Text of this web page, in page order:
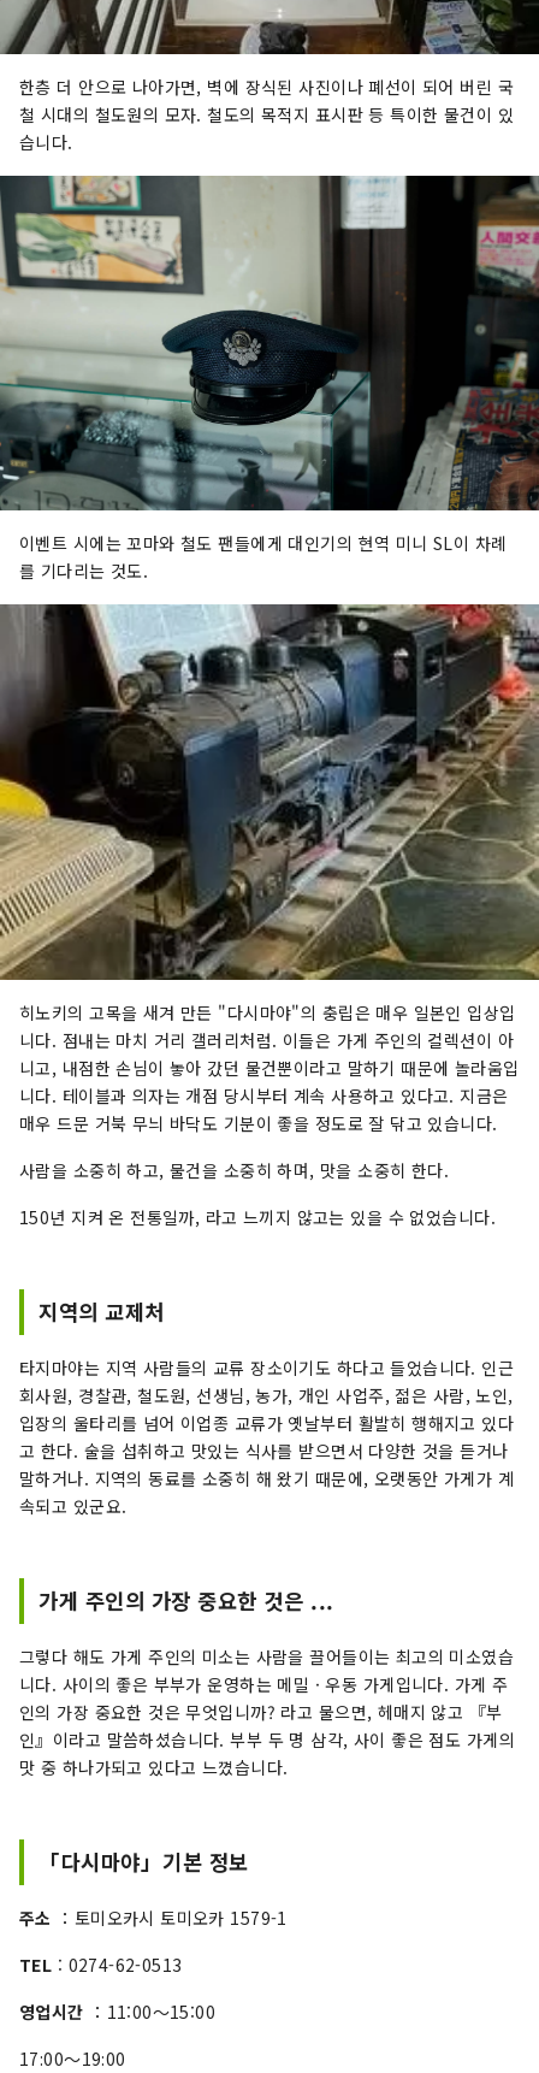
한층 더 안으로 나아가면, 벽에 장식된 사진이나 폐선이 되어 버린 국
철 시대의 철도원의 모자. 철도의 목적지 표시판 등 특이한 물건이 있
습니다.
이벤트 시에는 꼬마와 철도 팬들에게 대인기의 현역 미니 SL이 차례
를 기다리는 것도.
히노키의 고목을 새겨 만든 "다시마야"의 충립은 매우 일본인 입상입
니다. 점내는 마치 거리 갤러리처럼. 이들은 가게 주인의 컬렉션이 아
니고, 내점한 손님이 놓아 갔던 물건뿐이라고 말하기 때문에 놀라움입
니다. 테이블과 의자는 개점 당시부터 계속 사용하고 있다고. 지금은
매우 드문 거북 무늬 바닥도 기분이 좋을 정도로 잘 닦고 있습니다.
사람을 소중히 하고, 물건을 소중히 하며, 맛을 소중히 한다.
150년 지켜 온 전통일까, 라고 느끼지 않고는 있을 수 없었습니다.
지역의 교제처
타지마야는 지역 사람들의 교류 장소이기도 하다고 들었습니다. 인근
회사원, 경찰관, 철도원, 선생님, 농가, 개인 사업주, 젊은 사람, 노인,
입장의 울타리를 넘어 이업종 교류가 옛날부터 활발히 행해지고 있다
고 한다. 술을 섭취하고 맛있는 식사를 받으면서 다양한 것을 듣거나
말하거나. 지역의 동료를 소중히 해 왔기 때문에, 오랫동안 가게가 계
속되고 있군요.
가게 주인의 가장 중요한 것은 ...
그렇다 해도 가게 주인의 미소는 사람을 끌어들이는 최고의 미소였습
니다. 사이의 좋은 부부가 운영하는 메밀 · 우동 가게입니다. 가게 주
인의 가장 중요한 것은 무엇입니까? 라고 물으면, 헤매지 않고 『부
인』이라고 말씀하셨습니다. 부부 두 명 삼각, 사이 좋은 점도 가게의
맛 중 하나가되고 있다고 느꼈습니다.
「다시마야」기본 정보
주소 ：토미오카시 토미오카 1579-1
TEL : 0274-62-0513
영업시간 ：11:00～15:00
17:00～19:00